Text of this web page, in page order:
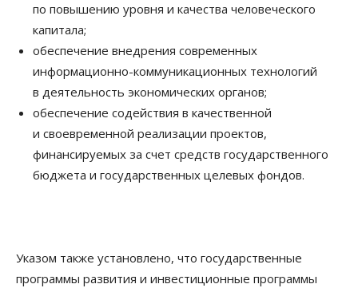
по повышению уровня и качества человеческого
капитала;
обеспечение внедрения современных
информационно-коммуникационных технологий
в деятельность экономических органов;
обеспечение содействия в качественной
и своевременной реализации проектов,
финансируемых за счет средств государственного
бюджета и государственных целевых фондов.
Указом также установлено, что государственные
программы развития и инвестиционные программы